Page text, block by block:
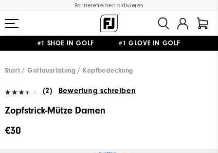
Barrierefreiheit aktivieren
#1 SHOE IN GOLF #1 GLOVE IN GOLF
Start
Golfausrüstung Kopfbedeckung
(2) Bewertung schreiben
Zopfstrick-Mütze Damen
€30